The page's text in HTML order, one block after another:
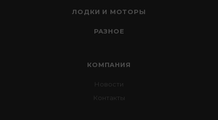
ЛОДКИ И МОТОРЫ
РАЗНОЕ
КОМПАНИЯ
Новости
Контакты